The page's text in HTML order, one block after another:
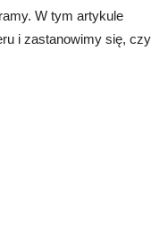
W tym artykule
i zastanowimy się, czy